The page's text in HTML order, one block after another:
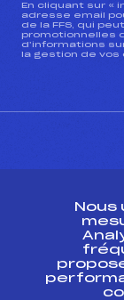
En cliquant sur «
adresse email
de la FFS, qui
promotionnelles
d’informations
la gestion de vos
Ressources
Nous